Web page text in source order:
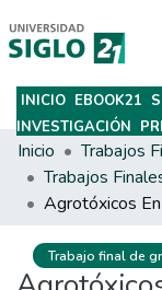
Subir
INICIO EBOOK21
INVESTIGACIÓN
Inicio
Trabajos
Trabajo final de